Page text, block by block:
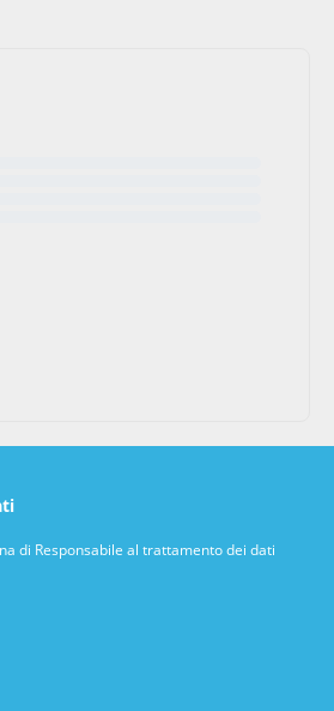
di Responsabile al trattamento dei dati